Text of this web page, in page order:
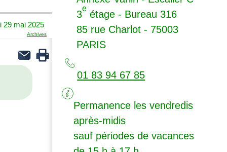
29 mai 2025
Archives
3
e
étage - Bureau 316
85 rue Charlot - 75003
PARIS
01 83 94 67 85
Permanence les vendredis
après-midis
sauf périodes de vacances